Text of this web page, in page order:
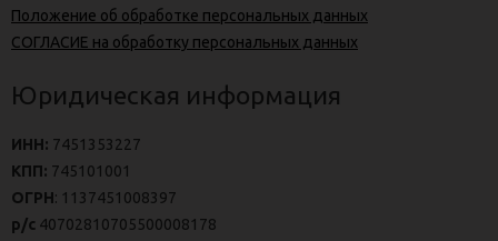
Положение об обработке персональных данных
СОГЛАСИЕ на обработку персональных данных
Юридическая информация
ИНН: 7451353227
КПП: 745101001
ОГРН: 1137451008397
р/с 40702810705500008178